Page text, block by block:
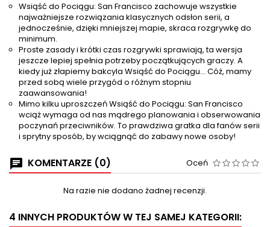
Wsiąść do Pociągu: San Francisco zachowuje wszystkie
najważniejsze rozwiązania klasycznych odsłon serii, a
jednocześnie, dzięki mniejszej mapie, skraca rozgrywkę do
minimum.
Proste zasady i krótki czas rozgrywki sprawiają, ta wersja
jeszcze lepiej spełnia potrzeby początkujących graczy. A
kiedy już złapiemy bakcyla Wsiąść do Pociągu... Cóż, mamy
przed sobą wiele przygód o różnym stopniu
zaawansowania!
Mimo kilku uproszczeń Wsiąść do Pociągu: San Francisco
wciąż wymaga od nas mądrego planowania i obserwowania
poczynań przeciwników. To prawdziwa gratka dla fanów serii
i sprytny sposób, by wciągnąć do zabawy nowe osoby!
KOMENTARZE (0) Oceń
Na razie nie dodano żadnej recenzji.
4 INNYCH PRODUKTÓW W TEJ SAMEJ KATEGORII: